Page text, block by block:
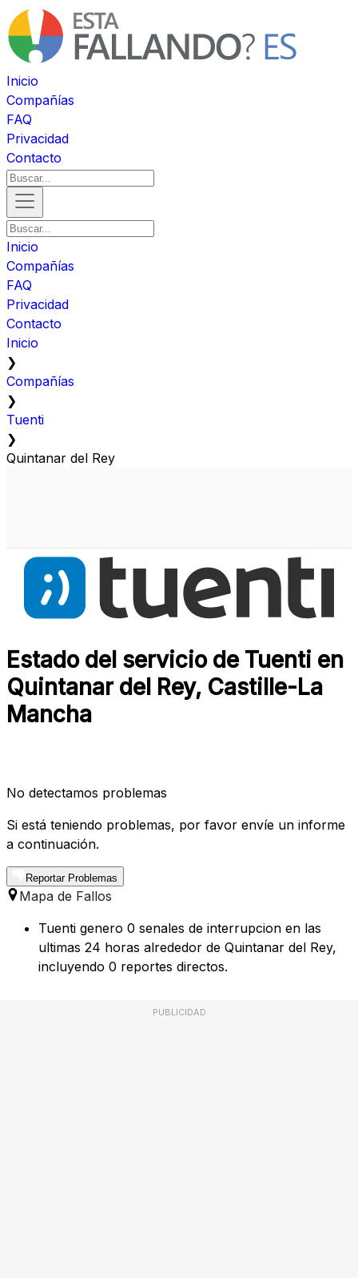
Inicio
Compañías
FAQ
Privacidad
Contacto
Inicio
Compañías
FAQ
Privacidad
Contacto
Inicio
❯
Compañías
❯
Tuenti
❯
Quintanar del Rey
Estado del servicio de Tuenti en
Quintanar del Rey, Castille-La
Mancha
No detectamos problemas
Si está teniendo problemas, por favor envíe un informe
a continuación.
Reportar Problemas
Mapa de Fallos
Tuenti genero 0 senales de interrupcion en las
ultimas 24 horas alrededor de Quintanar del Rey,
incluyendo 0 reportes directos.
PUBLICIDAD